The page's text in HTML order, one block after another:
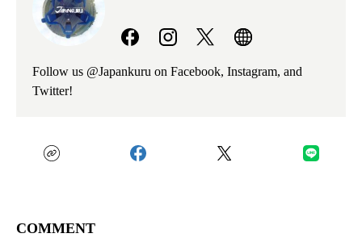
Follow us @Japankuru on Facebook, Instagram, and
Twitter!
COMMENT